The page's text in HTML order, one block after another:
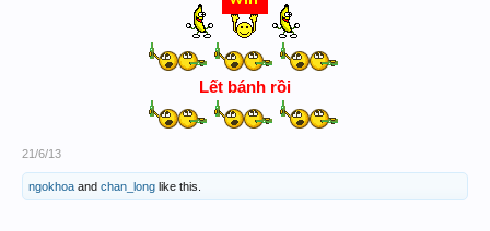
kết quả giải 8: 75 giải ĐB :....5451
Chúc ACE BIG WIN
Lết bánh rồi
21/6/13
ngokhoa and chan_long like this.